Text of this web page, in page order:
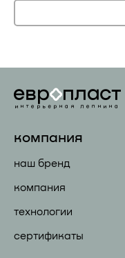
компания
наш бренд
компания
технологии
сертификаты